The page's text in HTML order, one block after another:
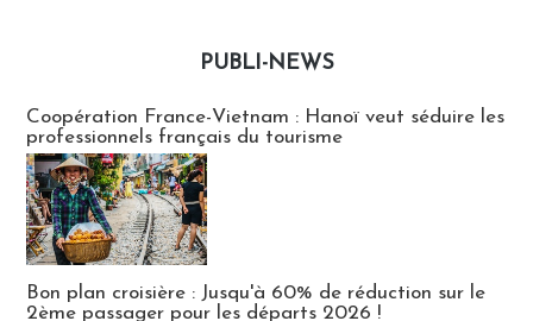
PUBLI-NEWS
Coopération France-Vietnam : Hanoï veut séduire les
professionnels français du tourisme
Bon plan croisière : Jusqu'à 60% de réduction sur le
2ème passager pour les départs 2026 !